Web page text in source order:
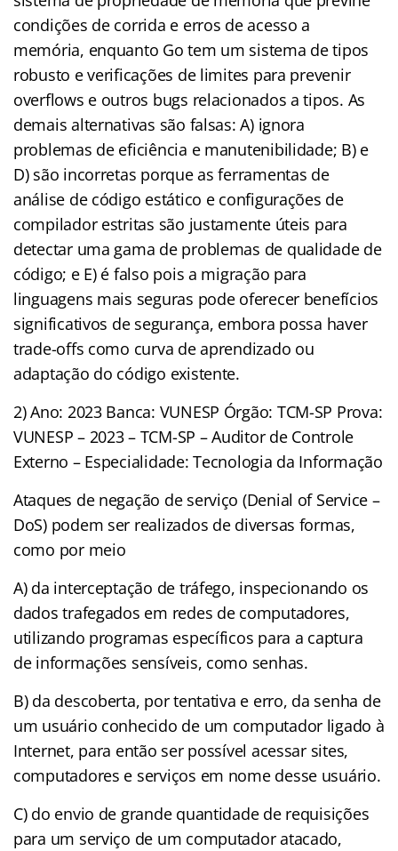
condições de corrida e erros de acesso a
memória, enquanto Go tem um sistema de tipos
robusto e verificações de limites para prevenir
overflows e outros bugs relacionados a tipos. As
demais alternativas são falsas: A) ignora
problemas de eficiência e manutenibilidade; B) e
D) são incorretas porque as ferramentas de
análise de código estático e configurações de
compilador estritas são justamente úteis para
detectar uma gama de problemas de qualidade de
código; e E) é falso pois a migração para
linguagens mais seguras pode oferecer benefícios
significativos de segurança, embora possa haver
trade-offs como curva de aprendizado ou
adaptação do código existente.
2) Ano: 2023 Banca: VUNESP Órgão: TCM-SP Prova:
VUNESP – 2023 – TCM-SP – Auditor de Controle
Externo – Especialidade: Tecnologia da Informação
Ataques de negação de serviço (Denial of Service –
DoS) podem ser realizados de diversas formas,
como por meio
A) da interceptação de tráfego, inspecionando os
dados trafegados em redes de computadores,
utilizando programas específicos para a captura
de informações sensíveis, como senhas.
B) da descoberta, por tentativa e erro, da senha de
um usuário conhecido de um computador ligado à
Internet, para então ser possível acessar sites,
computadores e serviços em nome desse usuário.
C) do envio de grande quantidade de requisições
para um serviço de um computador atacado,